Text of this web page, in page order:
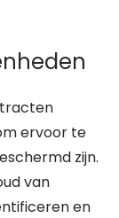
ervoor te
zijn.
van
en